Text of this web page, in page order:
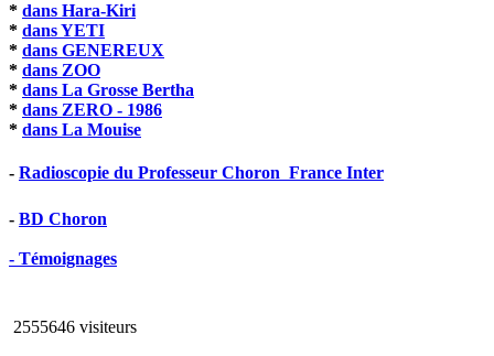
* dans Hara-Kiri
* dans YETI
* dans GENEREUX
* dans ZOO
* dans La Grosse Bertha
* dans ZERO - 1986
* dans La Mouise
- Radioscopie du Professeur Choron  France Inter
- BD Choron
- Témoignages
2555646 visiteurs